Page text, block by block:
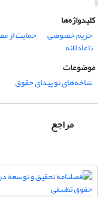
کلیدواژه‌ها
حریم خصوصی
حمایت از
ناعادلانه
موضوعات
شاخه‌های نو پیدای حقوق
مراجع